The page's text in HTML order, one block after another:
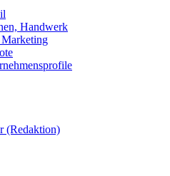
Handwerk
(Redaktion)